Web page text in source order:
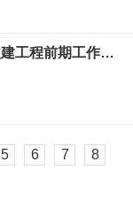
国道G235线揭西龙潭至五云伯公岗段改建工程前期工作(三次)结果公告
5 6 7
8